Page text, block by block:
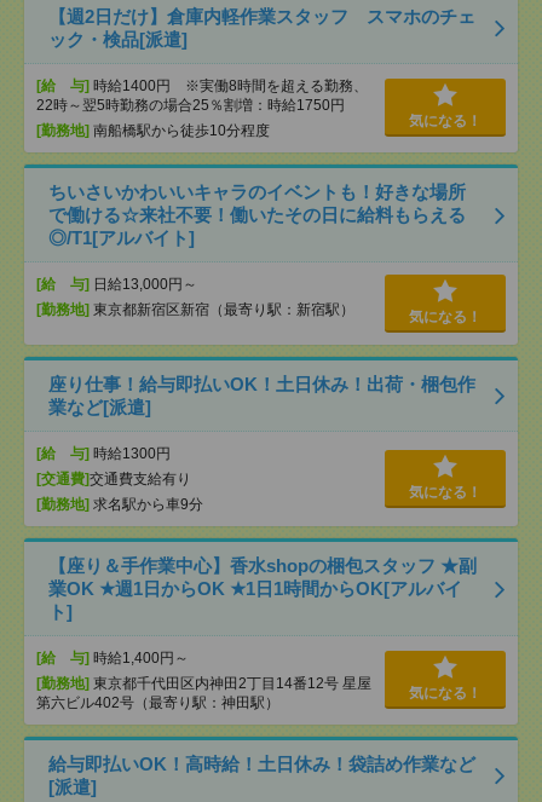
【週2日だけ】倉庫内軽作業スタッフ スマホのチェ
ック・検品[派遣]
[給 与] 時給1400円 ※実働8時間を超える勤務、
22時～翌5時勤務の場合25％割増：時給1750円
[勤務地] 南船橋駅から徒歩10分程度
気になる！
ちいさいかわいいキャラのイベントも！好きな場所
で働ける☆来社不要！働いたその日に給料もらえる
◎/T1[アルバイト]
[給 与] 日給13,000円～
[勤務地] 東京都新宿区新宿（最寄り駅：新宿駅） 気になる！
座り仕事！給与即払いOK！土日休み！出荷・梱包作
業など[派遣]
[給 与] 時給1300円
[交通費]交通費支給有り
[勤務地] 求名駅から車9分
気になる！
【座り＆手作業中心】香水shopの梱包スタッフ ★副
業OK ★週1日からOK ★1日1時間からOK[アルバイ
ト]
[給 与] 時給1,400円～
[勤務地] 東京都千代田区内神田2丁目14番12号 星屋
第六ビル402号（最寄り駅：神田駅）
気になる！
給与即払いOK！高時給！土日休み！袋詰め作業など
[派遣]